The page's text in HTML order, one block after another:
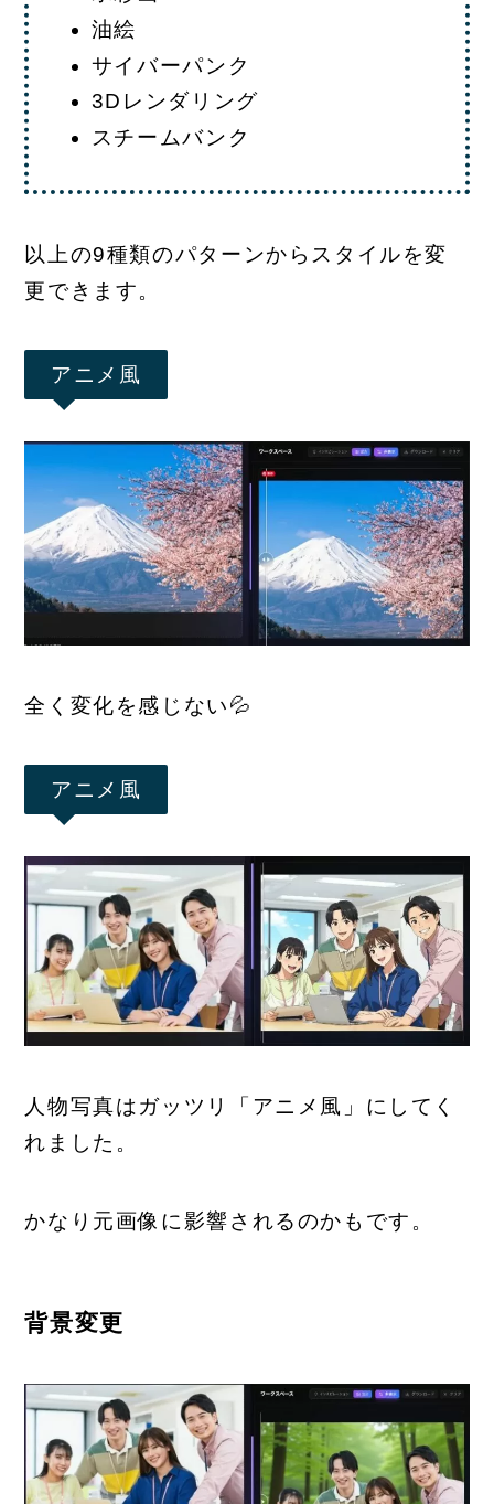
油絵
サイバーパンク
3Dレンダリング
スチームバンク
以上の9種類のパターンからスタイルを変
更できます。
アニメ風
全く変化を感じない💦
アニメ風
人物写真はガッツリ「アニメ風」にしてく
れました。
かなり元画像に影響されるのかもです。
背景変更